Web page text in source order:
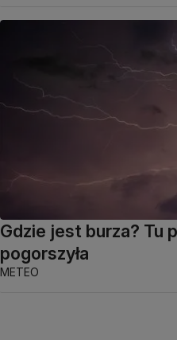
Gdzie jest burza? Tu
pogorszyła
METEO